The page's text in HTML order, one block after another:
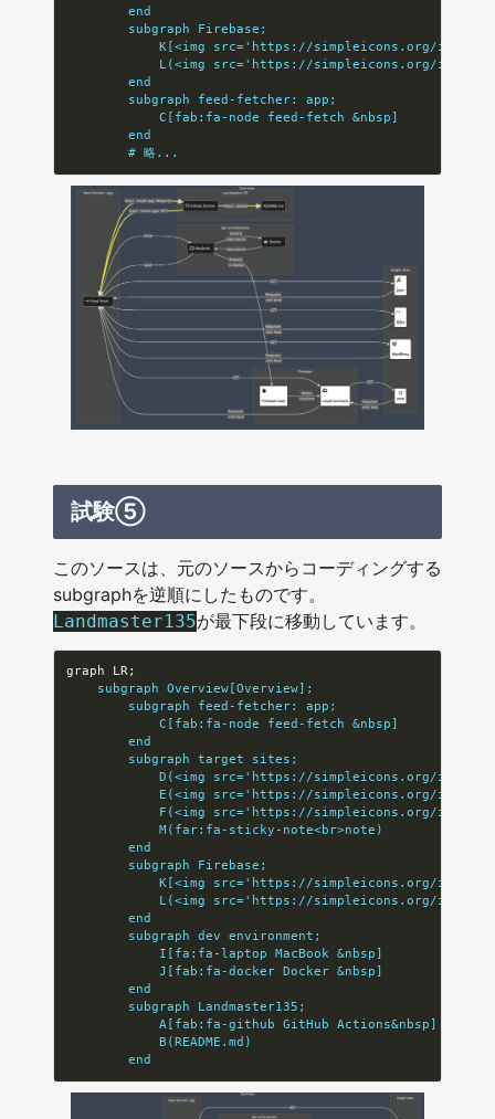
        end
        subgraph Firebase;
K[<img src='https://simpleicons.org/icons/
L(<img src='https://simpleicons.org/
        end
        subgraph feed-fetcher: app;
            C[fab:fa-node feed-fetch &nbsp]
        end
        # 略...
試験⑤
このソースは、元のソースからコーディングする
subgraphを逆順にしたものです。
Landmaster135が最下段に移動しています。
    subgraph Overview[Overview];
        subgraph feed-fetcher: app;
            C[fab:fa-node feed-fetch &nbsp]
        end
        subgraph target sites;
D(<img src='https://simpleicons.org/icons/
E(<img src='https://simpleicons.org/icons/
F(<img src='https://simpleicons.org/icons/
            M(far:fa-sticky-note<br>note)
        end
        subgraph Firebase;
K[<img src='https://simpleicons.org/icons/
L(<img src='https://simpleicons.org/
        end
        subgraph dev environment;
            I[fa:fa-laptop MacBook &nbsp]
            J[fab:fa-docker Docker &nbsp]
        end
        subgraph Landmaster135;
            A[fab:fa-github GitHub Actions&nbsp]
            B(README.md)
        end